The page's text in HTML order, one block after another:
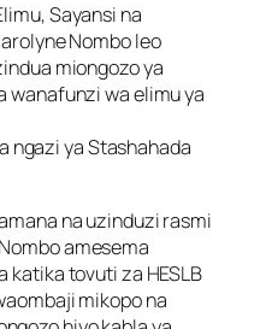
Sayansi na
Nombo leo
miongozo ya
wanafunzi wa elimu ya
ngazi ya Stashahada
na uzinduzi rasmi
amesema
katika tovuti za HESLB
mikopo na